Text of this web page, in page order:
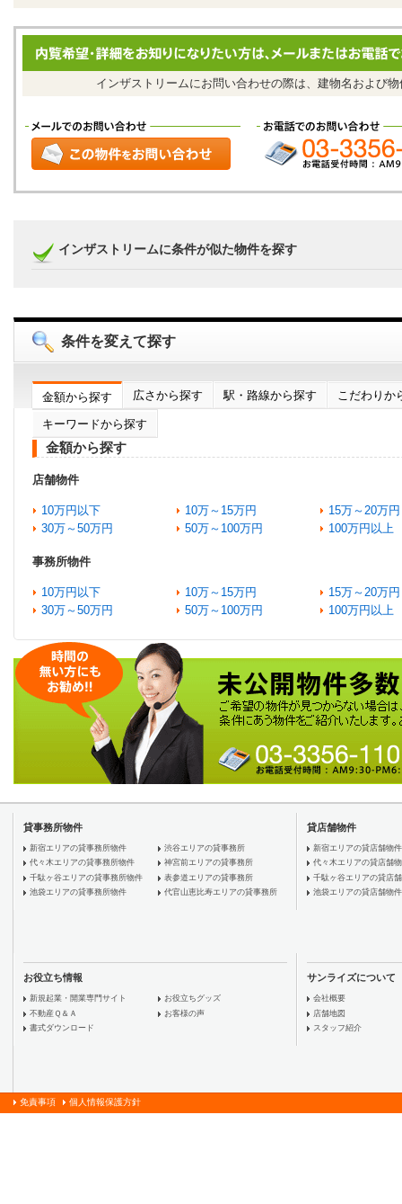
インザストリームにお問い合わせの際は、建物名および
インザストリームに条件が似た物件を探す
条件を変えて探す
金額から探す 広さから探す 駅・路線から探す こだわりか
キーワードから探す
金額から探す
店舗物件
10万円以下 10万～15万円
15万～20万円
30万～50万円
50万～100万円 100万円以上
事務所物件
10万円以下 10万～15万円
15万～20万円
30万～50万円
50万～100万円 100万円以上
貸事務所物件
新宿エリアの貸事務所物件
代々木エリアの貸事務所物件
千駄ヶ谷エリアの貸事務所物件
池袋エリアの貸事務所物件
渋谷エリアの貸事務所
神宮前エリアの貸事務所
表参道エリアの貸事務所
代官山恵比寿エリアの貸事務所
貸店舗物件
新宿エリアの貸店舗物件
代々木エリアの貸店舗
千駄ヶ谷エリアの貸店
池袋エリアの貸店舗物件
お役立ち情報
新規起業・開業専門サイト
不動産Ｑ＆Ａ
書式ダウンロード
お役立ちグッズ
お客様の声
サンライズについて
会社概要
店舗地図
スタッフ紹介
免責事項 個人情報保護方針